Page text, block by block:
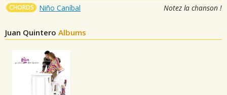
CHORDS Niño Caníbal Notez la chanson !
Juan Quintero Albums